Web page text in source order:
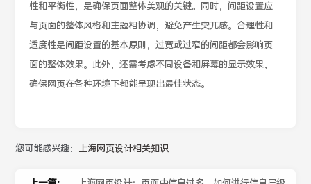
性和平衡性，是确保页面整体美观的关键。同时，间距设置应
与页面的整体风格和主题相协调，避免产生突兀感。合理性和
适度性是间距设置的基本原则，过宽或过窄的间距都会影响页
面的整体效果。此外，还需考虑不同设备和屏幕的显示效果，
确保网页在各种环境下都能呈现出最佳状态。
您可能感兴趣： 上海网页设计相关知识